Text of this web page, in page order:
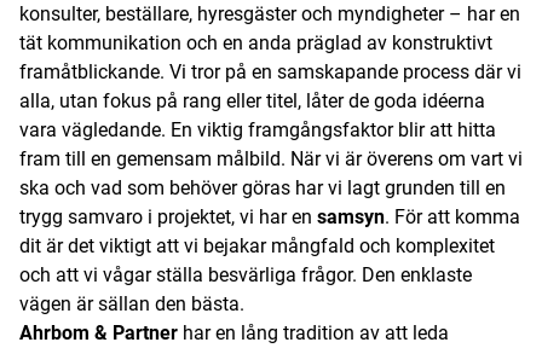
konsulter, beställare, hyresgäster och myndigheter – har en
tät kommunikation och en anda präglad av konstruktivt
framåtblickande. Vi tror på en samskapande process där vi
alla, utan fokus på rang eller titel, låter de goda idéerna
vara vägledande. En viktig framgångsfaktor blir att hitta
fram till en gemensam målbild. När vi är överens om vart vi
ska och vad som behöver göras har vi lagt grunden till en
trygg samvaro i projektet, vi har en samsyn. För att komma
dit är det viktigt att vi bejakar mångfald och komplexitet
och att vi vågar ställa besvärliga frågor. Den enklaste
vägen är sällan den bästa.
Ahrbom & Partner har en lång tradition av att leda